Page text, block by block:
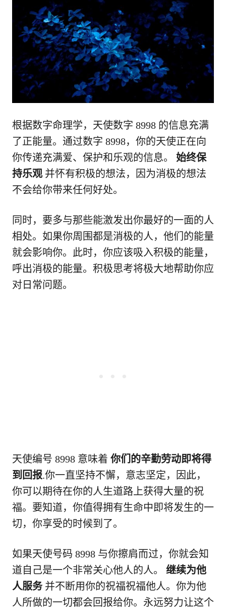
根据数字命理学，天使数字 8998 的信息充满
了正能量。通过数字 8998，你的天使正在向
你传递充满爱、保护和乐观的信息。 始终保
持乐观并怀有积极的想法，因为消极的想法
不会给你带来任何好处。
同时，要多与那些能激发出你最好的一面的人
相处。如果你周围都是消极的人，他们的能量
就会影响你。此时，你应该吸入积极的能量，
呼出消极的能量。积极思考将极大地帮助你应
对日常问题。
天使编号 8998 意味着 你们的辛勤劳动即将得
到回报.你一直坚持不懈，意志坚定，因此，
你可以期待在你的人生道路上获得大量的祝
福。要知道，你值得拥有生命中即将发生的一
切，你享受的时候到了。
如果天使号码 8998 与你擦肩而过，你就会知
道自己是一个非常关心他人的人。 继续为他
人服务并不断用你的祝福祝福他人。你为他
人所做的一切都会回报给你。永远努力让这个